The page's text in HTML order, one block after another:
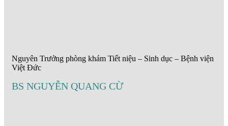
Nguyên Trưởng phòng khám Tiết niệu – Sinh dục – Bệnh viện
Việt Đức
BS NGUYỄN QUANG CỪ